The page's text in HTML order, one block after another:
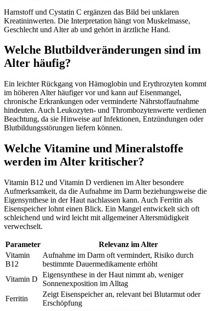
Harnstoff und Cystatin C ergänzen das Bild bei unklaren
Kreatininwerten. Die Interpretation hängt von Muskelmasse,
Geschlecht und Alter ab und gehört in ärztliche Hand.
Welche Blutbildveränderungen sind im
Alter häufig?
Ein leichter Rückgang von Hämoglobin und Erythrozyten kommt
im höheren Alter häufiger vor und kann auf Eisenmangel,
chronische Erkrankungen oder verminderte Nährstoffaufnahme
hindeuten. Auch Leukozyten- und Thrombozytenwerte verdienen
Beachtung, da sie Hinweise auf Infektionen, Entzündungen oder
Blutbildungsstörungen liefern können.
Welche Vitamine und Mineralstoffe
werden im Alter kritischer?
Vitamin B12 und Vitamin D verdienen im Alter besondere
Aufmerksamkeit, da die Aufnahme im Darm beziehungsweise die
Eigensynthese in der Haut nachlassen kann. Auch Ferritin als
Eisenspeicher lohnt einen Blick. Ein Mangel entwickelt sich oft
schleichend und wird leicht mit allgemeiner Altersmüdigkeit
verwechselt.
Parameter
Relevanz im Alter
Vitamin
B12
Aufnahme im Darm oft vermindert, Risiko durch
bestimmte Dauermedikamente erhöht
Vitamin D
Eigensynthese in der Haut nimmt ab, weniger
Sonnenexposition im Alltag
Ferritin
Zeigt Eisenspeicher an, relevant bei Blutarmut oder
Erschöpfung